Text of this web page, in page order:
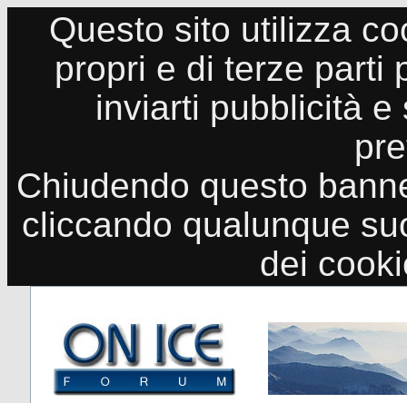
Questo sito utilizza
propri e di terze parti
inviarti pubblicità
Chiudendo questo
cliccando qualunque
dei